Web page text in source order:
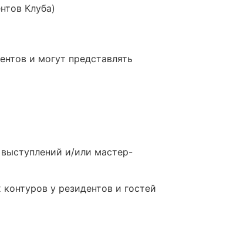
Клуба)
и могут представлять
и/или мастер-
у резидентов и гостей